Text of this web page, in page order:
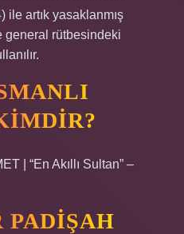
ile artık yasaklanmış
general rütbesindeki
| “En Akıllı Sultan” –
PADIŞAH